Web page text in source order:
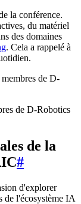
la conférence.
du matériel
des domaines
. Cela a rappelé à
de D-Robotics
de la
#
d'explorer
de l'écosystème IA